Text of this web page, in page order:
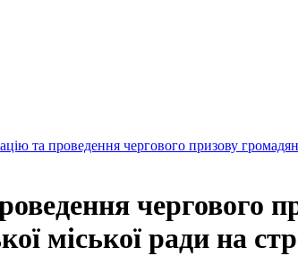
та проведення чергового призову
чергового
міської ради на